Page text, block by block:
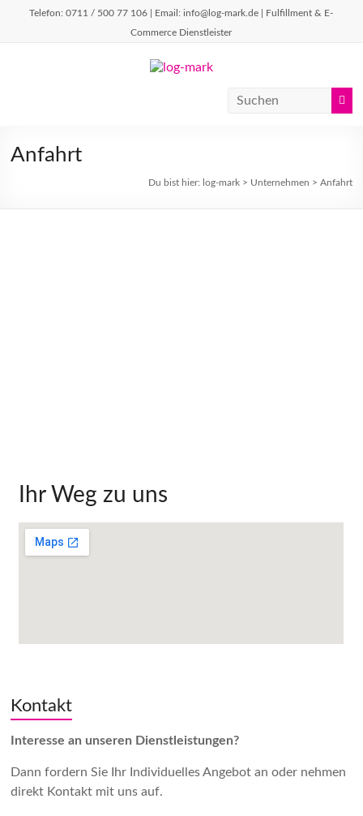
Telefon: 0711 / 500 77 106 | Email: info@log-mark.de | Fulfillment & E-
Commerce Dienstleister
Anfahrt
Du bist hier: log-mark> Unternehmen > Anfahrt
Ihr Weg zu uns
Kontakt
Interesse an unseren Dienstleistungen?
Dann fordern Sie Ihr Individuelles Angebot an oder nehmen
direkt Kontakt mit uns auf.